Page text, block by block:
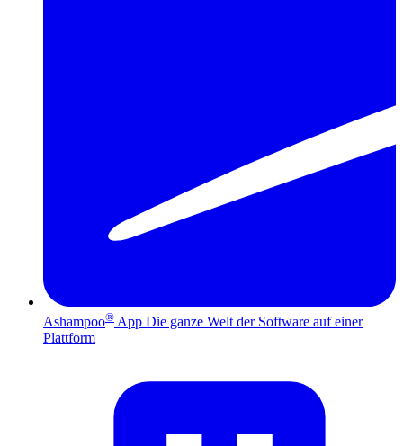
Ashampoo® App Die ganze Welt der Software auf einer
Plattform